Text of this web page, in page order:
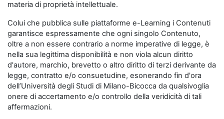
materia di proprietà intellettuale.
Colui che pubblica sulle piattaforme e-Learning i Contenuti
garantisce espressamente che ogni singolo Contenuto,
oltre a non essere contrario a norme imperative di legge, è
nella sua legittima disponibilità e non viola alcun diritto
d'autore, marchio, brevetto o altro diritto di terzi derivante da
legge, contratto e/o consuetudine, esonerando fin d'ora
dell’Università degli Studi di Milano-Bicocca da qualsivoglia
onere di accertamento e/o controllo della veridicità di tali
affermazioni.